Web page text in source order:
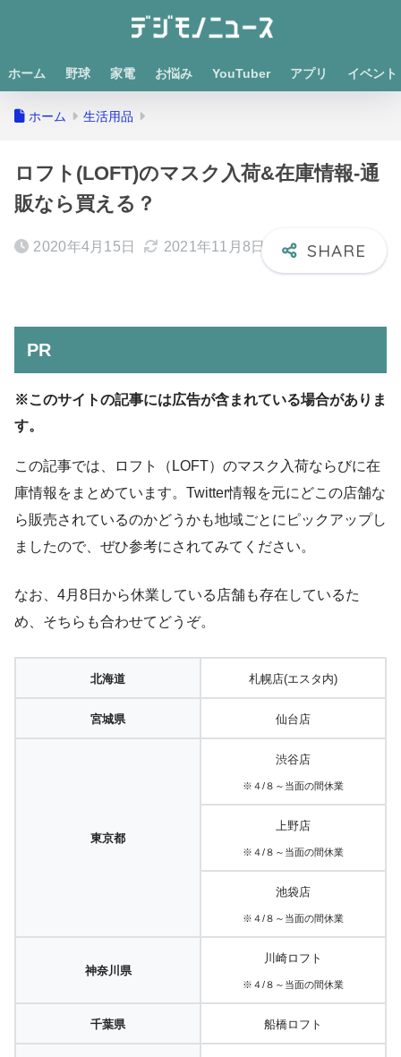
ホーム 野球 家電 お悩み YouTuber アプリ イベント
ホーム 生活用品
ロフト(LOFT)のマスク入荷&在庫情報-通
販なら買える？
2020年4月15日 2021年11月8日
PR
※このサイトの記事には広告が含まれている場合がありま
す。
この記事では、ロフト（LOFT）のマスク入荷ならびに在
庫情報をまとめています。Twitter情報を元にどこの店舗な
ら販売されているのかどうかも地域ごとにピックアップし
ましたので、ぜひ参考にされてみてください。
なお、4月8日から休業している店舗も存在しているた
め、そちらも合わせてどうぞ。
北海道 札幌店(エスタ内)
宮城県 仙台店
東京都
渋谷店
※４/８～当面の間休業
上野店
※４/８～当面の間休業
池袋店
※４/８～当面の間休業
神奈川県
川崎ロフト
※４/８～当面の間休業
千葉県 船橋ロフト